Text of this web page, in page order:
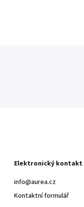
Elektronický kontakt
info@aurea.cz
Kontaktní formulář